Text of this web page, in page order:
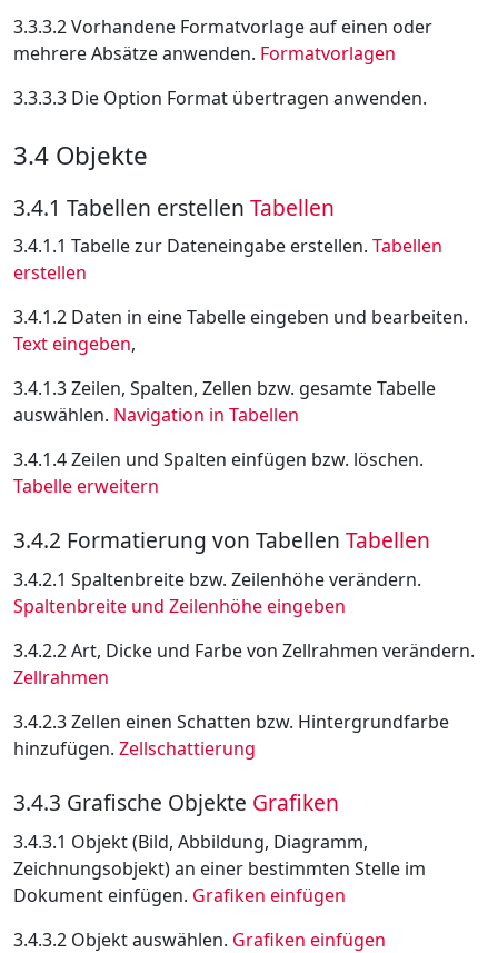
3.3.3.2 Vorhandene Formatvorlage auf einen oder
mehrere Absätze anwenden. Formatvorlagen
3.3.3.3 Die Option Format übertragen anwenden.
3.4 Objekte
3.4.1 Tabellen erstellen Tabellen
3.4.1.1 Tabelle zur Dateneingabe erstellen. Tabellen
erstellen
3.4.1.2 Daten in eine Tabelle eingeben und bearbeiten.
Text eingeben,
3.4.1.3 Zeilen, Spalten, Zellen bzw. gesamte Tabelle
auswählen. Navigation in Tabellen
3.4.1.4 Zeilen und Spalten einfügen bzw. löschen.
Tabelle erweitern
3.4.2 Formatierung von Tabellen Tabellen
3.4.2.1 Spaltenbreite bzw. Zeilenhöhe verändern.
Spaltenbreite und Zeilenhöhe eingeben
3.4.2.2 Art, Dicke und Farbe von Zellrahmen verändern.
Zellrahmen
3.4.2.3 Zellen einen Schatten bzw. Hintergrundfarbe
hinzufügen. Zellschattierung
3.4.3 Grafische Objekte Grafiken
3.4.3.1 Objekt (Bild, Abbildung, Diagramm,
Zeichnungsobjekt) an einer bestimmten Stelle im
Dokument einfügen. Grafiken einfügen
3.4.3.2 Objekt auswählen. Grafiken einfügen